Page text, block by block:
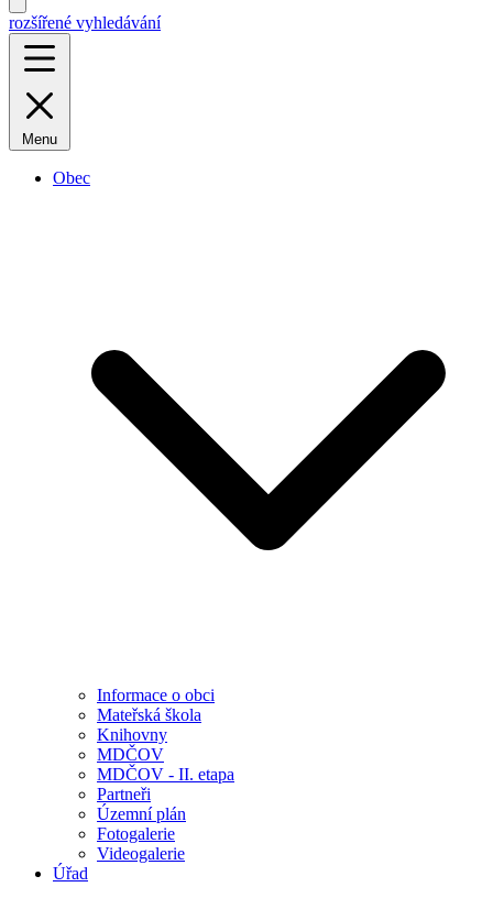
rozšířené vyhledávání
Menu
Obec
Informace o obci
Mateřská škola
Knihovny
MDČOV
MDČOV - II. etapa
Partneři
Územní plán
Fotogalerie
Videogalerie
Úřad